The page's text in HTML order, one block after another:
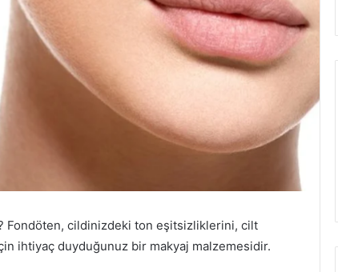
Fondöten, cildinizdeki ton eşitsizliklerini, cilt
ihtiyaç duyduğunuz bir makyaj malzemesidir.